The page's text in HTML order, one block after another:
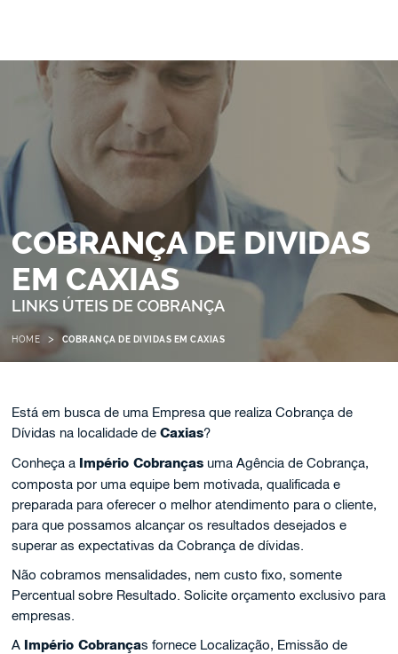
COBRANÇA DE DIVIDAS
EM CAXIAS
LINKS ÚTEIS DE COBRANÇA
HOME > COBRANÇA DE DIVIDAS EM CAXIAS
Está em busca de uma Empresa que realiza Cobrança de
Dívidas na localidade deCaxias?
Conheça a Império Cobranças uma Agência de Cobrança,
composta por uma equipe bem motivada, qualificada e
preparada para oferecer o melhor atendimento para o cliente,
para que possamos alcançar os resultados desejados e
superar as expectativas da Cobrança de dívidas.
Não cobramos mensalidades, nem custo fixo, somente
Percentual sobre Resultado. Solicite orçamento exclusivo para
empresas.
A Império Cobranças fornece Localização, Emissão de